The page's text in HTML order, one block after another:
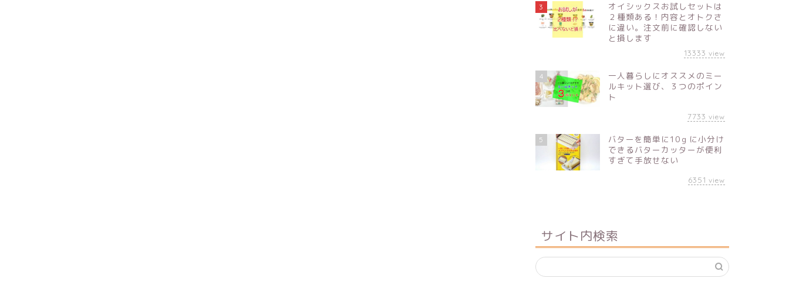
3
オイシックスお試しセットは
２種類ある！内容とオトクさ
に違い。注文前に確認しない
と損します
13333 view
4
一人暮らしにオススメのミー
ルキット選び、３つのポイン
ト
7733 view
5
バターを簡単に10ｇに小分け
できるバターカッターが便利
すぎて手放せない
6351 view
サイト内検索